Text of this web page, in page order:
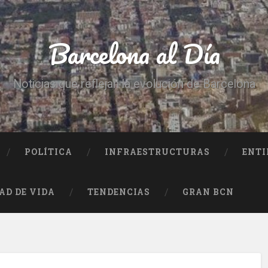
Barcelona al Día
Noticias que reflejan la evolución de Barcelona
POLÍTICA INFRAESTRUCTURAS
DE VIDA TENDENCIAS GRAN BCN